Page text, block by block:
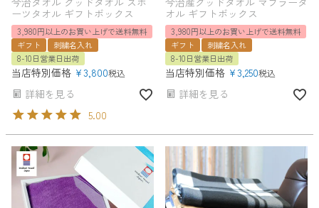
ーツタオル ギフトボックス
3,980円以上のお買い上げで送料無料
ギフト
刺繍名入れ
8-10日営業日出荷
当店特別価格 ¥3,800税込
詳細を見る
5.00
オル ギフトボックス
3,980円以上のお買い上げで送料無料
ギフト
刺繍名入れ
8-10日営業日出荷
当店特別価格 ¥3,250税込
詳細を見る